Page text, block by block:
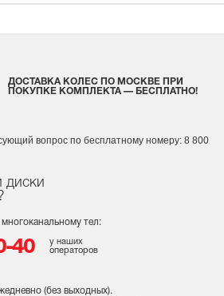
диски
тел:
40
у наших
операторов
(без выходных).
ДОСТАВКА КОЛЕС ПО МОСКВЕ ПРИ
ПОКУПКЕ КОМПЛЕКТА — БЕСПЛАТНО!
вопрос по бесплатному номеру: 8 800